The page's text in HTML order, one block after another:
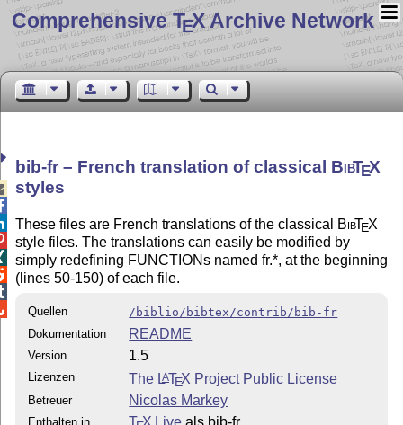
Comprehensive TEX Archive Network
bib-fr – French translation of classical BibTEX
styles
These files are French translations of the classical BibTEX
style files. The translations can easily be modified by
simply redefining FUNCTIONs named fr.*, at the beginning
(lines 50-150) of each file.
Quellen
/biblio/bibtex/contrib/bib-fr
Dokumentation
README
Version 1.5
Lizenzen The LATEX Project Public License
Betreuer Nicolas Markey
Enthalten in